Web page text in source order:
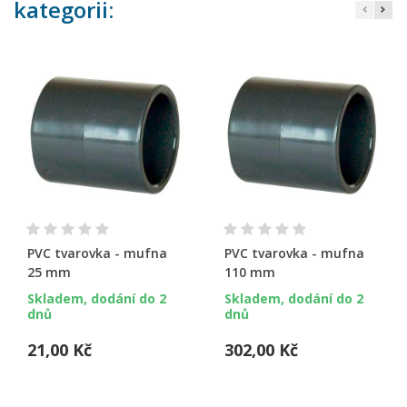
kategorii:
PVC tvarovka - mufna
25 mm
Skladem, dodání do 2
dnů
21,00 Kč
PVC tvarovka - mufna
110 mm
Skladem, dodání do 2
dnů
302,00 Kč